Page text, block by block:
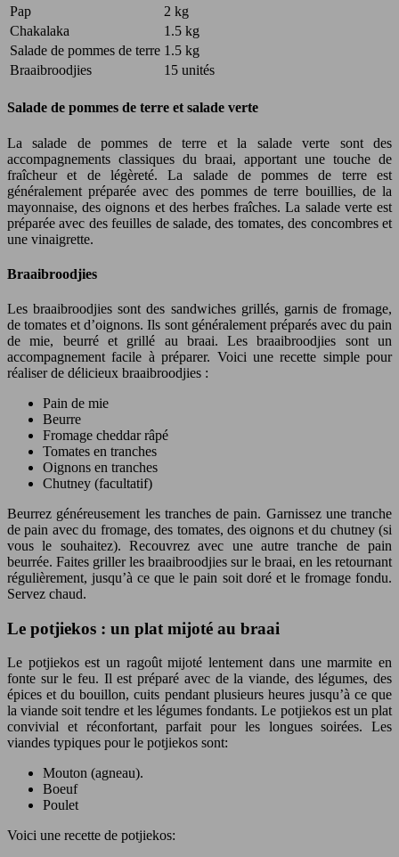
Pap
2 kg
Chakalaka
1.5 kg
Salade de pommes de terre 1.5 kg
Braaibroodjies
15 unités
Salade de pommes de terre et salade verte
La salade de pommes de terre et la salade verte sont des
accompagnements classiques du braai, apportant une touche de
fraîcheur et de légèreté. La salade de pommes de terre est
généralement préparée avec des pommes de terre bouillies, de la
mayonnaise, des oignons et des herbes fraîches. La salade verte est
préparée avec des feuilles de salade, des tomates, des concombres et
une vinaigrette.
Braaibroodjies
Les braaibroodjies sont des sandwiches grillés, garnis de fromage,
de tomates et d’oignons. Ils sont généralement préparés avec du pain
de mie, beurré et grillé au braai. Les braaibroodjies sont un
accompagnement facile à préparer. Voici une recette simple pour
réaliser de délicieux braaibroodjies :
Pain de mie
Beurre
Fromage cheddar râpé
Tomates en tranches
Oignons en tranches
Chutney (facultatif)
Beurrez généreusement les tranches de pain. Garnissez une tranche
de pain avec du fromage, des tomates, des oignons et du chutney (si
vous le souhaitez). Recouvrez avec une autre tranche de pain
beurrée. Faites griller les braaibroodjies sur le braai, en les retournant
régulièrement, jusqu’à ce que le pain soit doré et le fromage fondu.
Servez chaud.
Le potjiekos : un plat mijoté au braai
Le potjiekos est un ragoût mijoté lentement dans une marmite en
fonte sur le feu. Il est préparé avec de la viande, des légumes, des
épices et du bouillon, cuits pendant plusieurs heures jusqu’à ce que
la viande soit tendre et les légumes fondants. Le potjiekos est un plat
convivial et réconfortant, parfait pour les longues soirées. Les
viandes typiques pour le potjiekos sont:
Mouton (agneau).
Boeuf
Poulet
Voici une recette de potjiekos: